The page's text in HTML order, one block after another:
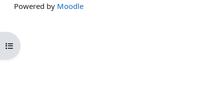
Kursindex öffnen
Powered by Moodle